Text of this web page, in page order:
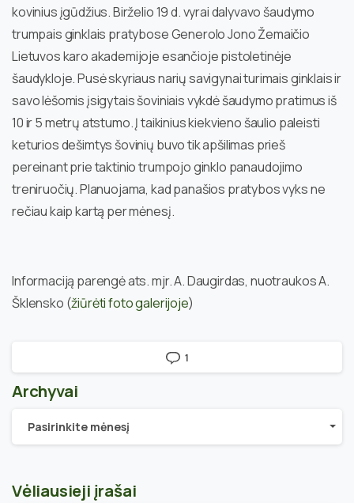
kovinius įgūdžius. Birželio 19 d. vyrai dalyvavo šaudymo
trumpais ginklais pratybose Generolo Jono Žemaičio
Lietuvos karo akademijoje esančioje pistoletinėje
šaudykloje. Pusė skyriaus narių savigynai turimais ginklais ir
savo lėšomis įsigytais šoviniais vykdė šaudymo pratimus iš
10 ir 5 metrų atstumo. Į taikinius kiekvieno šaulio paleisti
keturios dešimtys šovinių buvo tik apšilimas prieš
pereinant prie taktinio trumpojo ginklo panaudojimo
treniruočių. Planuojama, kad panašios pratybos vyks ne
rečiau kaip kartą per mėnesį.
Informaciją parengė ats. mjr. A. Daugirdas, nuotraukos A.
Šklensko (žiūrėti foto galerijoje)
1
Archyvai
Archyvai
Pasirinkite mėnesį
Vėliausieji įrašai